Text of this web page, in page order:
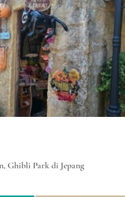
Ghibli Park di Jepang